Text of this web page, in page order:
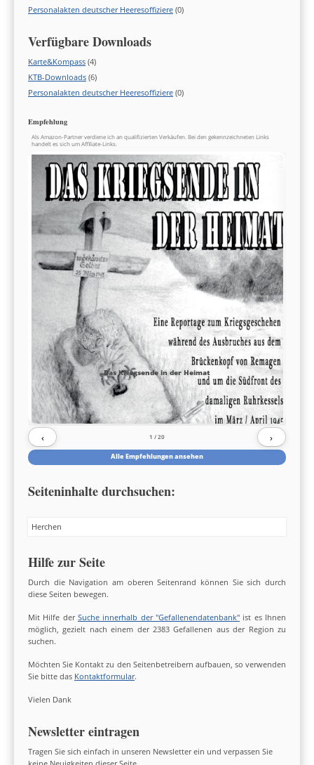
Personalakten deutscher Heeresoffiziere (0)
Verfügbare Downloads
Karte&Kompass (4)
KTB-Downloads (6)
Personalakten deutscher Heeresoffiziere (0)
Empfehlung
Als Amazon-Partner verdiene ich an qualifizierten Verkäufen. Bei den gekennzeichneten Links
handelt es sich um Affiliate-Links.
Das Kriegsende in der Heimat
‹ 1 / 20 ›
Alle Empfehlungen ansehen
Seiteninhalte durchsuchen:
Search
Hilfe zur Seite
Durch die Navigation am oberen Seitenrand können Sie sich durch
diese Seiten bewegen.
Mit Hilfe der Suche innerhalb der "Gefallenendatenbank" ist es Ihnen
möglich, gezielt nach einem der 2383 Gefallenen aus der Region zu
suchen.
Möchten Sie Kontakt zu den Seitenbetreibern aufbauen, so verwenden
Sie bitte das Kontaktformular.
Vielen Dank
Newsletter eintragen
Tragen Sie sich einfach in unseren Newsletter ein und verpassen Sie